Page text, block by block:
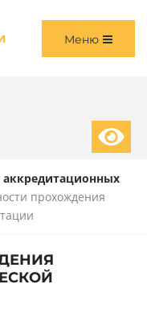
Меню
прохождения
ПЕРИОДИЧЕСКАЯ АККРЕДИТАЦИЯ